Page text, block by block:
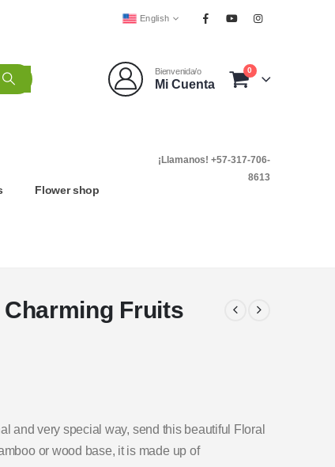
English
Bienvenida/o
Mi Cuenta
0
Flower shop
¡Llamanos! +57-317-706-
8613
Fruits
and very special way, send this beautiful Floral
or wood base, it is made up of